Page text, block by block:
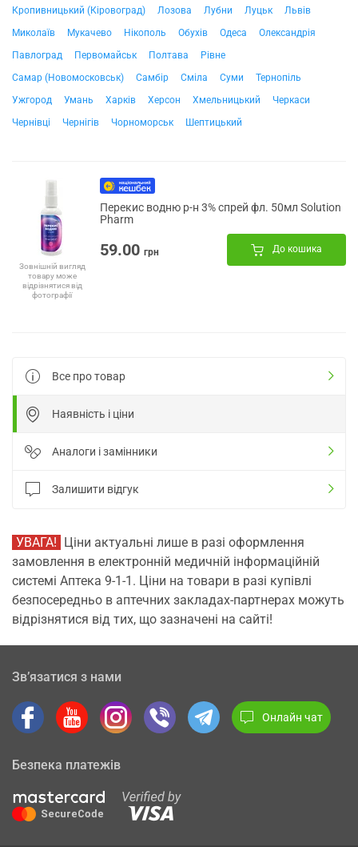
Кропивницький (Кіровоград)
Лозова Лубни Луцьк
Львів
Миколаїв
Мукачево Нікополь Обухів Одеса
Олександрія
Павлоград
Первомайськ Полтава
Рівне
Самар (Новомосковськ)
Самбір Сміла Суми
Тернопіль
Ужгород
Умань Харків Херсон Хмельницький
Черкаси
Чернівці
Чернігів Чорноморськ Шептицький
Зовнішній вигляд
товару може
відрізнятися від
фотографії
Перекис водню р-н 3% спрей фл. 50мл Solution
Pharm
59.00 грн До кошика
Все про товар
Наявність і ціни
Аналоги і замінники
Залишити відгук
УВАГА! Ціни актуальні лише в разі оформлення
замовлення в електронній медичній інформаційній
системі Аптека 9-1-1. Ціни на товари в разі купівлі
безпосередньо в аптечних закладах-партнерах можуть
відрізнятися від тих, що зазначені на сайті!
Зв’язатися з нами
Онлайн чат
Безпека платежів